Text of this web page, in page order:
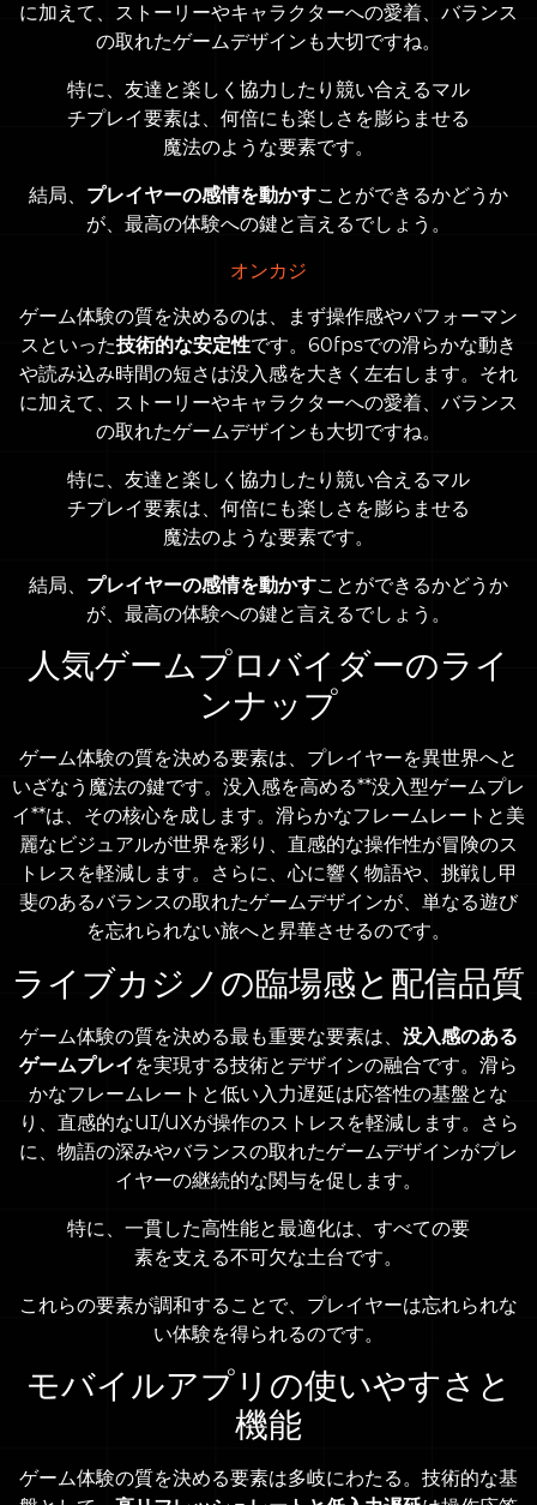
に加えて、ストーリーやキャラクターへの愛着、バランス
の取れたゲームデザインも大切ですね。
特に、友達と楽しく協力したり競い合えるマル
チプレイ要素は、何倍にも楽しさを膨らませる
魔法のような要素です。
結局、 プレイヤーの感情を動かすことができるかどうか
が、最高の体験への鍵と言えるでしょう。
オンカジ
ゲーム体験の質を決めるのは、まず操作感やパフォーマン
スといった技術的な安定性です。60fpsでの滑らかな動き
や読み込み時間の短さは没入感を大きく左右します。それ
に加えて、ストーリーやキャラクターへの愛着、バランス
の取れたゲームデザインも大切ですね。
特に、友達と楽しく協力したり競い合えるマル
チプレイ要素は、何倍にも楽しさを膨らませる
魔法のような要素です。
結局、 プレイヤーの感情を動かすことができるかどうか
が、最高の体験への鍵と言えるでしょう。
人気ゲームプロバイダーのライ
ンナップ
ゲーム体験の質を決める要素は、プレイヤーを異世界へと
いざなう魔法の鍵です。没入感を高める**没入型ゲームプレ
イ**は、その核心を成します。滑らかなフレームレートと美
麗なビジュアルが世界を彩り、直感的な操作性が冒険のス
トレスを軽減します。さらに、心に響く物語や、挑戦し甲
斐のあるバランスの取れたゲームデザインが、単なる遊び
を忘れられない旅へと昇華させるのです。
ライブカジノの臨場感と配信品質
ゲーム体験の質を決める最も重要な要素は、 没入感のある
ゲームプレイ を実現する技術とデザインの融合です。滑ら
かなフレームレートと低い入力遅延は応答性の基盤とな
り、直感的なUI/UXが操作のストレスを軽減します。さら
に、物語の深みやバランスの取れたゲームデザインがプレ
イヤーの継続的な関与を促します。
特に、一貫した高性能と最適化は、すべての要
素を支える不可欠な土台です。
これらの要素が調和することで、プレイヤーは忘れられな
い体験を得られるのです。
モバイルアプリの使いやすさと
機能
ゲーム体験の質を決める要素は多岐にわたる。技術的な基